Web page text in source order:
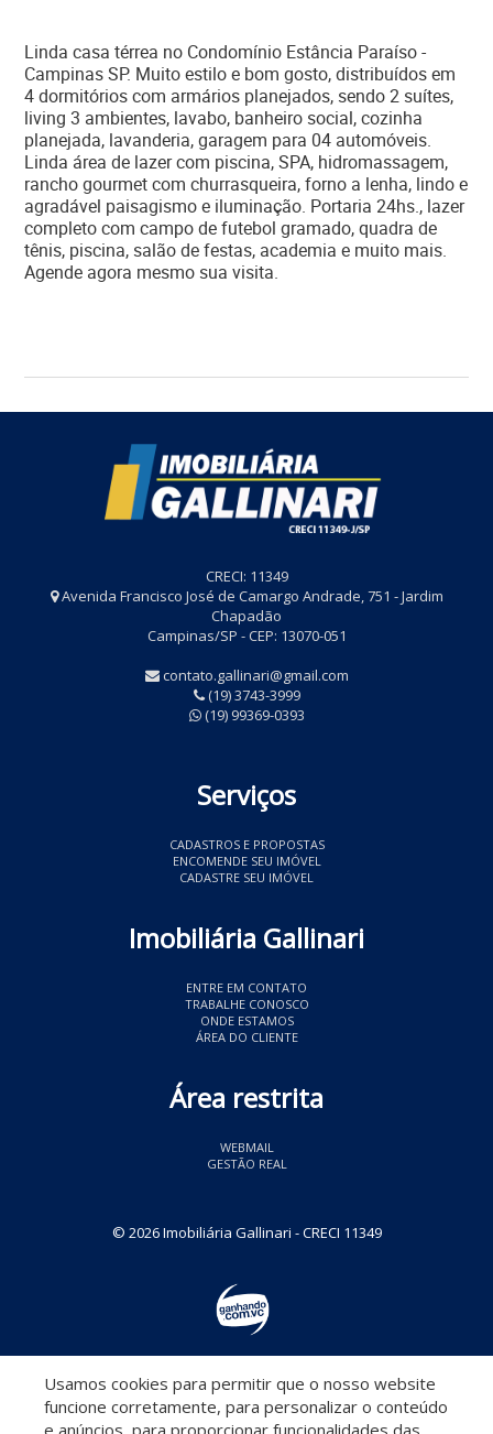
Linda casa térrea no Condomínio Estância Paraíso -
Campinas SP. Muito estilo e bom gosto, distribuídos em
4 dormitórios com armários planejados, sendo 2 suítes,
living 3 ambientes, lavabo, banheiro social, cozinha
planejada, lavanderia, garagem para 04 automóveis.
Linda área de lazer com piscina, SPA, hidromassagem,
rancho gourmet com churrasqueira, forno a lenha, lindo e
agradável paisagismo e iluminação. Portaria 24hs., lazer
completo com campo de futebol gramado, quadra de
tênis, piscina, salão de festas, academia e muito mais.
Agende agora mesmo sua visita.
CRECI: 11349
Avenida Francisco José de Camargo Andrade, 751 - Jardim
Chapadão
Campinas/SP - CEP: 13070-051
contato.gallinari@gmail.com
(19) 3743-3999
(19) 99369-0393
Serviços
CADASTROS E PROPOSTAS
ENCOMENDE SEU IMÓVEL
CADASTRE SEU IMÓVEL
Imobiliária Gallinari
ENTRE EM CONTATO
TRABALHE CONOSCO
ONDE ESTAMOS
ÁREA DO CLIENTE
Área restrita
WEBMAIL
GESTÃO REAL
© 2026 Imobiliária Gallinari - CRECI 11349
Descomplicado por:
Usamos cookies para permitir que o nosso website
funcione corretamente, para personalizar o conteúdo
e anúncios, para proporcionar funcionalidades das